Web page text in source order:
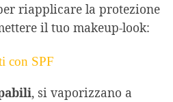
riapplicare la protezione
il tuo makeup-look:
con SPF
, si vaporizzano a